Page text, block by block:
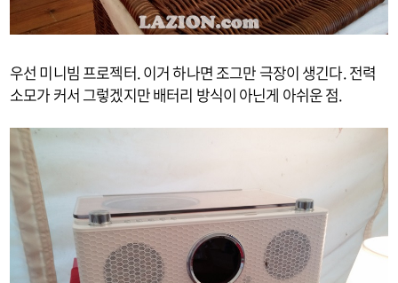
우선 미니빔 프로젝터. 이거 하나면 조그만 극장이 생긴다. 전력
소모가 커서 그렇겠지만 배터리 방식이 아닌게 아쉬운 점.